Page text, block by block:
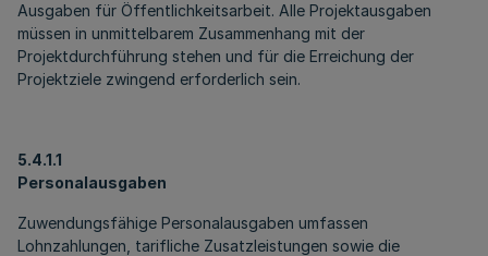
Ausgaben für Öffentlichkeitsarbeit. Alle Projektausgaben
müssen in unmittelbarem Zusammenhang mit der
Projektdurchführung stehen und für die Erreichung der
Projektziele zwingend erforderlich sein.
5.4.1.1
Personalausgaben
Zuwendungsfähige Personalausgaben umfassen
Lohnzahlungen, tarifliche Zusatzleistungen sowie die